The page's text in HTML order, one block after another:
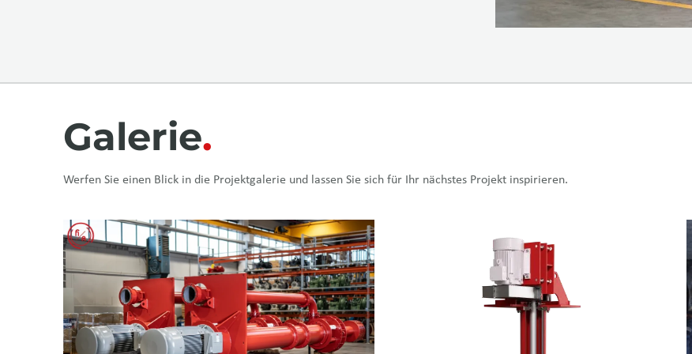
Galerie
Werfen Sie einen Blick in die Projektgalerie und lassen Sie sich für Ihr nächstes Projekt inspirieren.